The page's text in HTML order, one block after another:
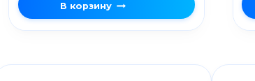
В корзину